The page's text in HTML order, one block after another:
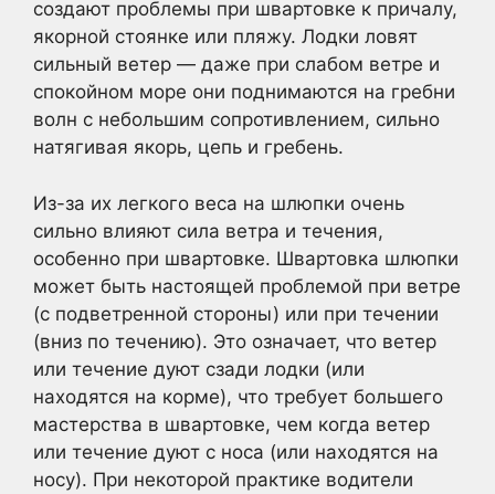
создают проблемы при швартовке к причалу,
якорной стоянке или пляжу. Лодки ловят
сильный ветер — даже при слабом ветре и
спокойном море они поднимаются на гребни
волн с небольшим сопротивлением, сильно
натягивая якорь, цепь и гребень.
Из-за их легкого веса на шлюпки очень
сильно влияют сила ветра и течения,
особенно при швартовке. Швартовка шлюпки
может быть настоящей проблемой при ветре
(с подветренной стороны) или при течении
(вниз по течению). Это означает, что ветер
или течение дуют сзади лодки (или
находятся на корме), что требует большего
мастерства в швартовке, чем когда ветер
или течение дуют с носа (или находятся на
носу). При некоторой практике водители